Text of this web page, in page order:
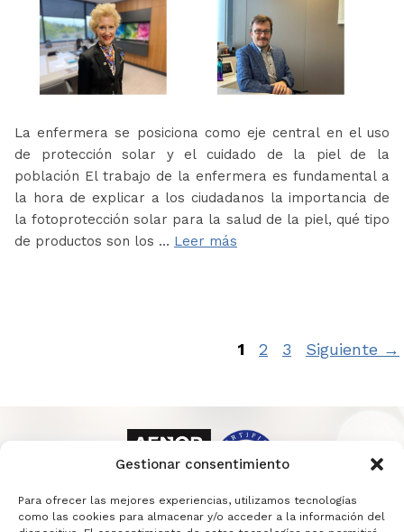
Gestionar consentimiento
Para ofrecer las mejores experiencias, utilizamos tecnologías
como las cookies para almacenar y/o acceder a la información del
La enfermera se posiciona como eje central en el uso
de protección solar y el cuidado de la piel de la
población El trabajo de la enfermera es fundamental a
la hora de explicar a los ciudadanos la importancia de
la fotoprotección solar para la salud de la piel, qué tipo
de productos son los … Leer más
Página
1 Página
2 Página
3 Siguiente →